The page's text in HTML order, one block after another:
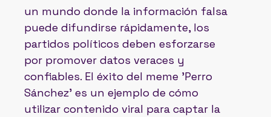
un mundo donde la información falsa
puede difundirse rápidamente, los
partidos políticos deben esforzarse
por promover datos veraces y
confiables. El éxito del meme 'Perro
Sánchez' es un ejemplo de cómo
utilizar contenido viral para captar la